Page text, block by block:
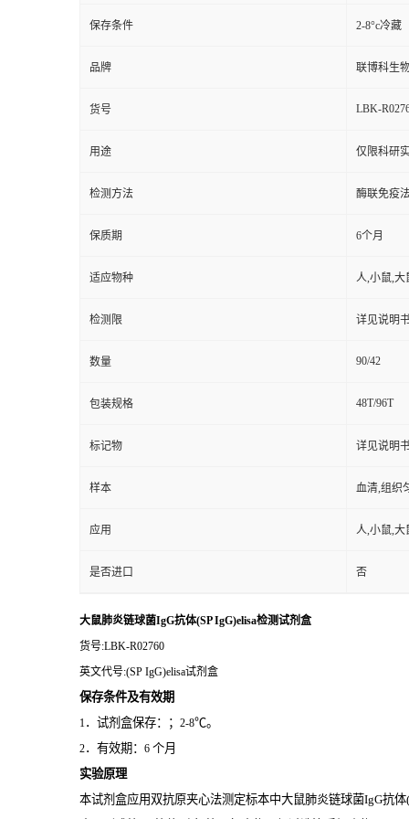
保存条件 2-8°c冷藏
品牌 联博科生
货号 LBK-
用途 仅限科研
检测方法 酶联免疫
保质期 6个月
适应物种 人,小鼠,大
检测限 详见说明
数量 90/42
包装规格 48T/96T
标记物 详见说明
样本 血清,组织
应用 人,小鼠,大
是否进口 否
大鼠肺炎链球菌IgG抗体(SP IgG)elisa检测试剂盒
货号:LBK-R02760
英文代号:(SP IgG)elisa试剂盒
保存条件及有效期
1．试剂盒保存：； 2-8℃。
2．有效期： 6 个月
实验原理
本试剂盒应用双抗原夹心法测定标本中大鼠肺炎链球菌IgG抗体